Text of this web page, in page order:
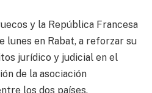
y la República Francesa
lunes en Rabat, a reforzar su
jurídico y judicial en el
de la asociación
los dos países.